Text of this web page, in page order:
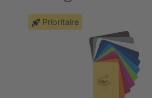
Prioritaire